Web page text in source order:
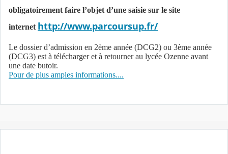
obligatoirement faire l’objet d’une saisie sur le site
internet http://www.parcoursup.fr/
Le dossier d’admission en 2ème année (DCG2) ou 3ème année
(DCG3) est à télécharger et à retourner au lycée Ozenne avant
une date butoir.
Pour de plus amples informations....